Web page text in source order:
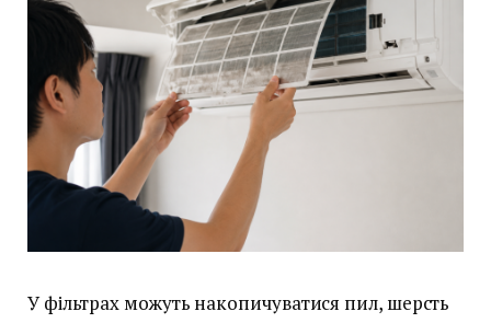
У фільтрах можуть накопичуватися пил, шерсть